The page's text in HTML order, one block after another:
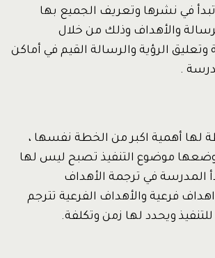
في نشرها وتعريف الجميع بها
والأهداف وذلك من خلال
الرؤية والرسالة القيم في أماكن
.
لها أهمية اكبر من الخطة نفسها ،
موضوع التنفيذ تصبح ليس لها
المدرسة في ترجمة الأهداف
اهداف فرعية والأهداف الفرعية تترجم
ويحدد لها زمن وتكلفة.